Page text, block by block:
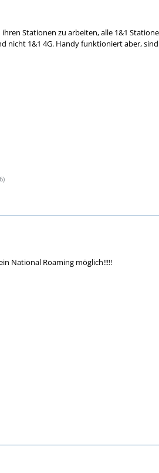
Stationen zu arbeiten, alle 1&1
nicht 1&1 4G. Handy funktioniert aber,
)
National Roaming möglich!!!!!